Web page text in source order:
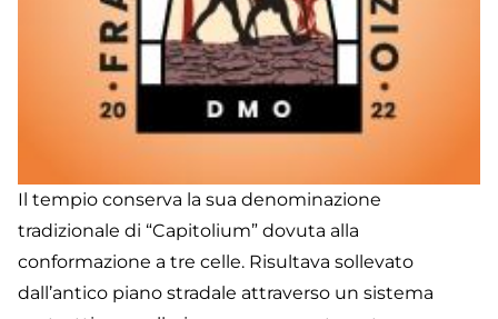
Il tempio conserva la sua denominazione
tradizionale di “Capitolium” dovuta alla
conformazione a tre celle. Risultava sollevato
dall’antico piano stradale attraverso un sistema